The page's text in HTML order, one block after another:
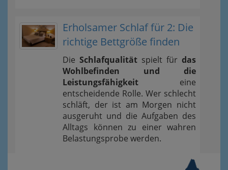
Erholsamer Schlaf für 2: Die
richtige Bettgröße finden
Die Schlafqualität spielt für das
Wohlbefinden und die
Leistungsfähigkeit eine
entscheidende Rolle. Wer schlecht
schläft, der ist am Morgen nicht
ausgeruht und die Aufgaben des
Alltags können zu einer wahren
Belastungsprobe werden.